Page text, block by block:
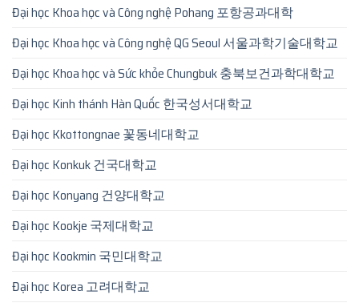
Đại học Khoa học và Công nghệ Pohang 포항공과대학
Đại học Khoa học và Công nghệ QG Seoul 서울과학기술대학교
Đại học Khoa học và Sức khỏe Chungbuk 충북보건과학대학교
Đại học Kinh thánh Hàn Quốc 한국성서대학교
Đại học Kkottongnae 꽃동네대학교
Đại học Konkuk 건국대학교
Đại học Konyang 건양대학교
Đại học Kookje 국제대학교
Đại học Kookmin 국민대학교
Đại học Korea 고려대학교